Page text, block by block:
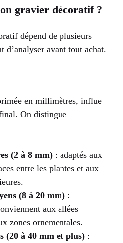
gravier décoratif ?
dépend de plusieurs
d’analyser avant tout achat.
en millimètres, influe
On distingue
(2 à 8 mm) : adaptés aux
entre les plantes et aux
(8 à 20 mm) :
aux allées
zones ornementales.
(20 à 40 mm et plus) :